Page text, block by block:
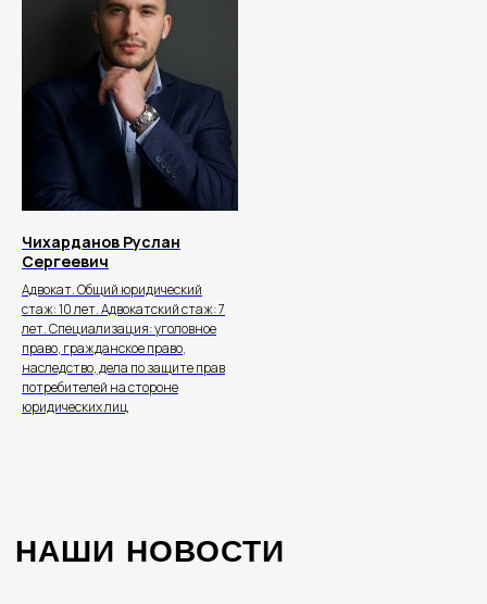
Чихарданов Руслан
Сергеевич
Адвокат. Общий юридический
стаж: 10 лет. Адвокатский стаж: 7
лет. Специализация: уголовное
право, гражданское право,
наследство, дела по защите прав
потребителей на стороне
юридических лиц
ИНФОЦЕНТР
info@bondyakov-group.ru
ЗАКАЗАТЬ КОНСУЛЬТАЦИЮ